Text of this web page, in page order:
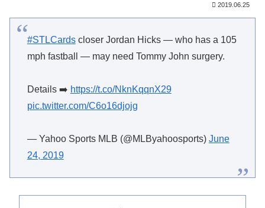
2019.06.25
#STLCardscloser Jordan Hicks — who has a 105
mph fastball — may need Tommy John surgery.
Details ➡️ https://t.co/NknKqqnX29
pic.twitter.com/C6o16djojg
— Yahoo Sports MLB (@MLByahoosports) June
24, 2019